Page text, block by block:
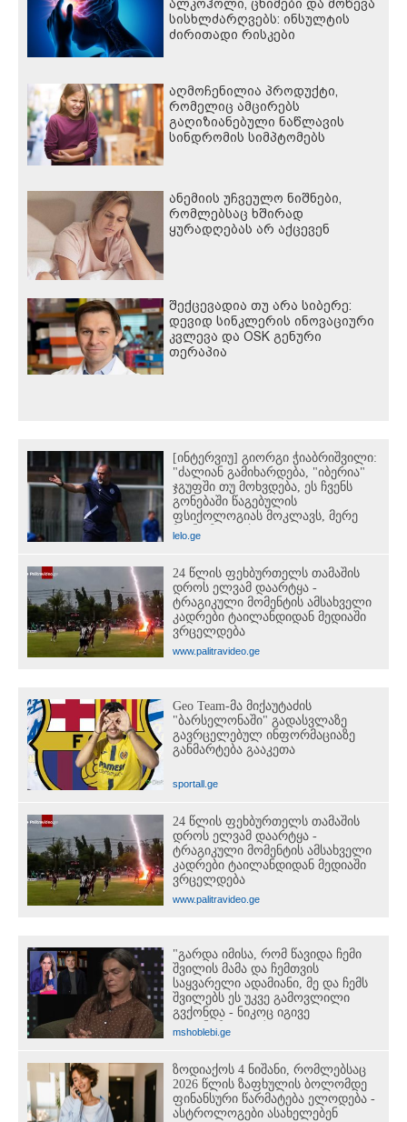
ალკოჰოლი, ცხიმები და მოწევა
სისხლძარღვებს: ინსულტის
ძირითადი რისკები
აღმოჩენილია პროდუქტი,
რომელიც ამცირებს
გაღიზიანებული ნაწლავის
სინდრომის სიმპტომებს
ანემიის უჩვეულო ნიშნები,
რომლებსაც ხშირად
ყურადღებას არ აქცევენ
შექცევადია თუ არა სიბერე:
დევიდ სინკლერის ინოვაციური
კვლევა და OSK გენური
თერაპია
[ინტერვიუ] გიორგი ჭიაბრიშვილი:
"ძალიან გამიხარდება, "იბერია"
ჯგუფში თუ მოხვდება, ეს ჩვენს
გონებაში წაგებულის
ფსიქოლოგიას მოკლავს, მერე
ჩვენც მივყვებით"
lelo.ge
24 წლის ფეხბურთელს თამაშის
დროს ელვამ დაარტყა -
ტრაგიკული მომენტის ამსახველი
კადრები ტაილანდიდან მედიაში
ვრცელდება
www.palitravideo.ge
Geo Team-მა მიქაუტაძის
"ბარსელონაში" გადასვლაზე
გავრცელებულ ინფორმაციაზე
განმარტება გააკეთა
sportall.ge
24 წლის ფეხბურთელს თამაშის
დროს ელვამ დაარტყა -
ტრაგიკული მომენტის ამსახველი
კადრები ტაილანდიდან მედიაში
ვრცელდება
www.palitravideo.ge
"გარდა იმისა, რომ წავიდა ჩემი
შვილის მამა და ჩემთვის
საყვარელი ადამიანი, მე და ჩემს
შვილებს ეს უკვე გამოვლილი
გვქონდა - ნიკოც იგივე
დიაგნოზით გარდაიცვალა..." - ეკა
ნიჟარაძის ემოციური მოგონება
mshoblebi.ge
ზოდიაქოს 4 ნიშანი, რომლებსაც
2026 წლის ზაფხულის ბოლომდე
ფინანსური წარმატება ელოდება -
ასტროლოგები ასახელებენ